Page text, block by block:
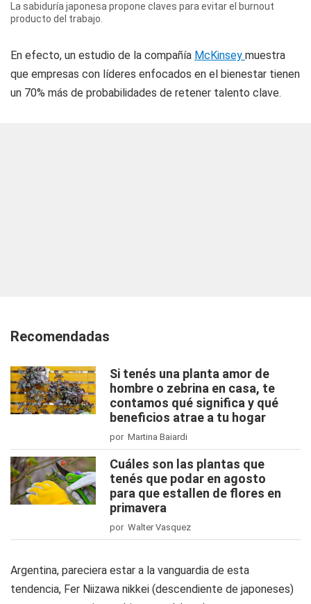
La sabiduría japonesa propone claves para evitar el burnout
producto del trabajo.
En efecto, un estudio de la compañía McKinsey muestra
que empresas con líderes enfocados en el bienestar tienen
un 70% más de probabilidades de retener talento clave.
Recomendadas
Si tenés una planta amor de
hombre o zebrina en casa, te
contamos qué significa y qué
beneficios atrae a tu hogar
por Martina Baiardi
Cuáles son las plantas que
tenés que podar en agosto
para que estallen de flores en
primavera
por Walter Vasquez
Argentina, pareciera estar a la vanguardia de esta
tendencia, Fer Niizawa nikkei (descendiente de japoneses)